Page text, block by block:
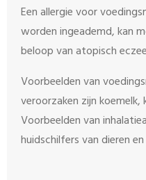
Een allergie voor
worden ingeademd, kan
beloop van atopisch
Voorbeelden van
veroorzaken zijn koemelk,
Voorbeelden van
huidschilfers van dieren